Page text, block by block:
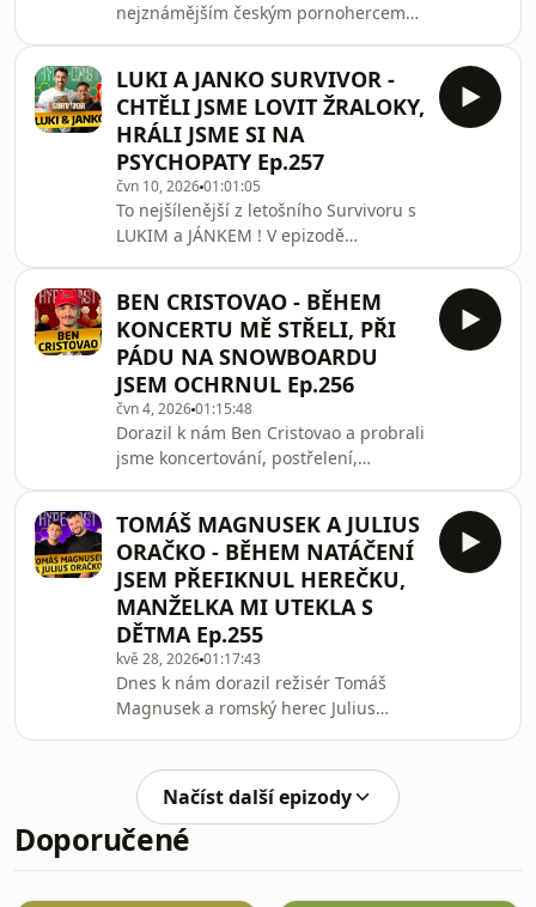
nejznámějším českým pornohercem
které snad neměli spatřit světlo světa.
Ustřelený bonus k této epizodě
najdete na našem HeroHero -
https://herohero.co/hypecast
LUKI A JANKO SURVIVOR -
CHTĚLI JSME LOVIT ŽRALOKY,
HRÁLI JSME SI NA
PSYCHOPATY Ep.257
čvn 10, 202601:01:05
To nejšílenější z letošního Survivoru s
LUKIM a JÁNKEM ! V epizodě
šílenosti, kdo s kým měl jaké konflikty
a všechny věci ze zákulisí ! Dnes se
dozvíte, kdo bude letošním vítězem
SURVIVOR 2026
BEN CRISTOVAO - BĚHEM
KONCERTU MĚ STŘELI, PŘI
PÁDU NA SNOWBOARDU
JSEM OCHRNUL Ep.256
čvn 4, 202601:15:48
Dorazil k nám Ben Cristovao a probrali
jsme koncertování, postřelení,
sestry standupy a další
TOMÁŠ MAGNUSEK A JULIUS
ORAČKO - BĚHEM NATÁČENÍ
JSEM PŘEFIKNUL HEREČKU,
MANŽELKA MI UTEKLA S
DĚTMA Ep.255
kvě 28, 202601:17:43
Dnes k nám dorazil režisér Tomáš
Magnusek a romský herec Julius
&quot;nehody&quot; při natáčení.
Načíst další epizody
Doporučené